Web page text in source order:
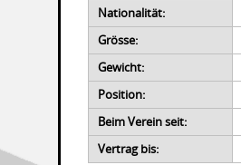
Nationalität:
Grösse:
Gewicht:
Position:
Beim Verein seit:
Vertrag bis: